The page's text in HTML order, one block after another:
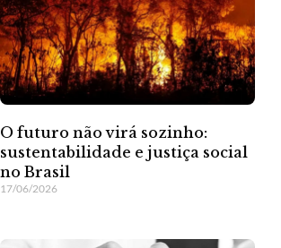
O futuro não virá sozinho:
sustentabilidade e justiça social
no Brasil
17/06/2026